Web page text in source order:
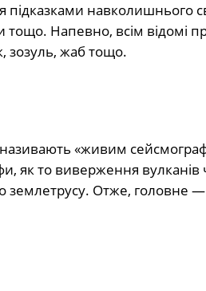
навколишнього
Напевно, всім відомі
зозуль, жаб тощо.
«живим
як то виверження вулканів
Отже, головне —